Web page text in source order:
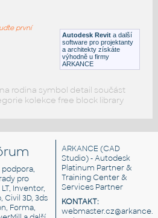
strojů
Autodesk Revit a další
software pro projektanty
a architekty získáte
výhodně u firmy
ARKANCE
první
rodina symbol detail součást
kolekce free block library
podpora,
pro
Inventor,
Civil 3D, 3ds
Forma,
ARKANCE (CAD
Studio) - Autodesk
Platinum Partner &
Training Center &
Services Partner
KONTAKT: